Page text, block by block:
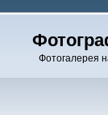
Фотогалерея